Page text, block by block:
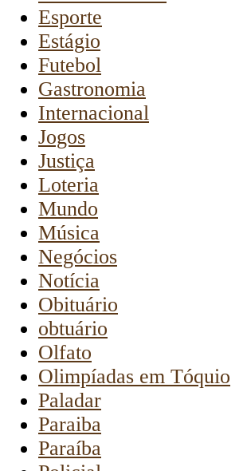
Esporte
Estágio
Futebol
Gastronomia
Internacional
Jogos
Justiça
Loteria
Mundo
Música
Negócios
Notícia
Obituário
obtuário
Olfato
Olimpíadas em Tóquio
Paladar
Paraiba
Paraíba